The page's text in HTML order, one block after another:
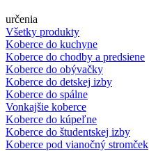
určenia
Všetky produkty
Koberce do kuchyne
Koberce do chodby a predsiene
Koberce do obývačky
Koberce do detskej izby
Koberce do spálne
Vonkajšie koberce
Koberce do kúpeľne
Koberce do študentskej izby
Koberce pod vianočný stromček